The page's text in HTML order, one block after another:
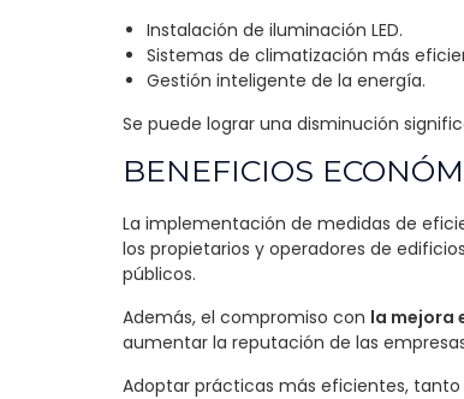
Instalación de iluminación LED.
Sistemas de climatización más
Gestión inteligente de la energía.
Se puede lograr una disminución
BENEFICIOS
La implementación de medidas de
los propietarios y operadores de
públicos.
Además, el compromiso con la mejora
aumentar la reputación de las
Adoptar prácticas más eficientes,